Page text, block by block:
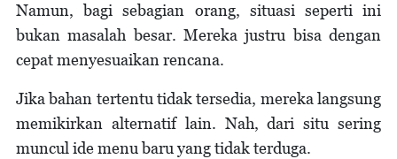
Namun, bagi sebagian orang, situasi seperti ini
bukan masalah besar. Mereka justru bisa dengan
cepat menyesuaikan rencana.
Jika bahan tertentu tidak tersedia, mereka langsung
memikirkan alternatif lain. Nah, dari situ sering
muncul ide menu baru yang tidak terduga.